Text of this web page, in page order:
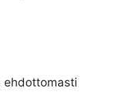
ehdottomasti